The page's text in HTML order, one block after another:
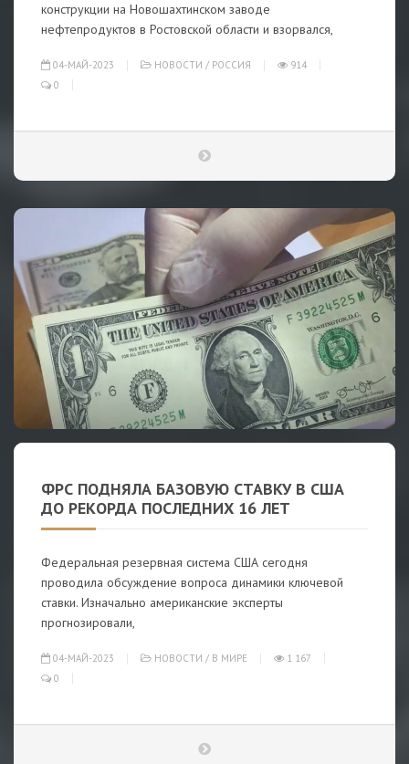
конструкции на Новошахтинском заводе
нефтепродуктов в Ростовской области и взорвался,
04-МАЙ-2023 НОВОСТИ / РОССИЯ
914
0
ФРС ПОДНЯЛА БАЗОВУЮ СТАВКУ В США
ДО РЕКОРДА ПОСЛЕДНИХ 16 ЛЕТ
Федеральная резервная система США сегодня
проводила обсуждение вопроса динамики ключевой
ставки. Изначально американские эксперты
прогнозировали,
04-МАЙ-2023 НОВОСТИ / В МИРЕ
1 167
0